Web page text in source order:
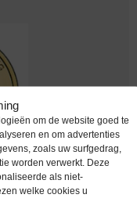
om de website goed te
en om advertenties
zoals uw surfgedrag,
worden verwerkt. Deze
als niet-
welke cookies u
of America
Dollar / W G